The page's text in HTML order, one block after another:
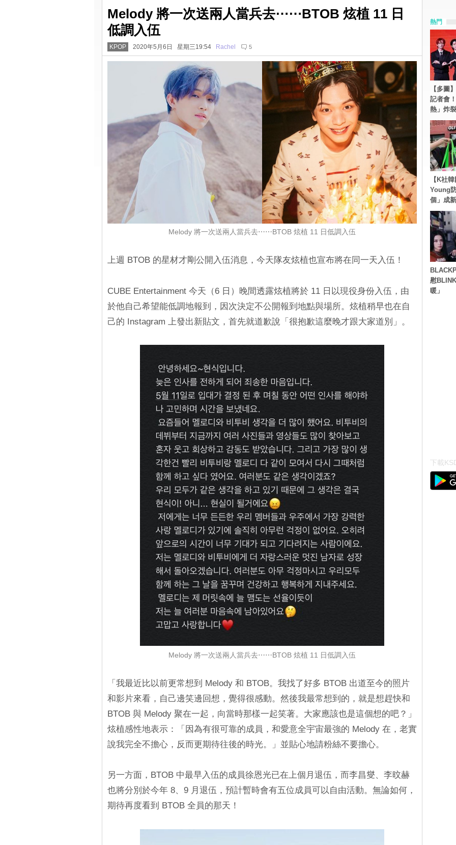
Melody 將一次送兩人當兵去⋯⋯BTOB 炫植 11 日
低調入伍
KPOP 2020年5月6日 星期三19:54 Rachel 5
Melody 將一次送兩人當兵去⋯⋯BTOB 炫植 11 日低調入伍
上週 BTOB 的星材才剛公開入伍消息，今天隊友炫植也宣布將在同一天入伍！
CUBE Entertainment 今天（6 日）晚間透露炫植將於 11 日以現役身份入伍，由
於他自己希望能低調地報到，因次決定不公開報到地點與場所。炫植稍早也在自
己的 Instagram 上發出新貼文，首先就道歉說「很抱歉這麼晚才跟大家道別」。
Melody 將一次送兩人當兵去⋯⋯BTOB 炫植 11 日低調入伍
「我最近比以前更常想到 Melody 和 BTOB。我找了好多 BTOB 出道至今的照片
和影片來看，自己邊笑邊回想，覺得很感動。然後我最常想到的，就是想趕快和
BTOB 與 Melody 聚在一起，向當時那樣一起笑著。大家應該也是這個想的吧？」
炫植感性地表示：「因為有很可靠的成員，和愛意全宇宙最強的 Melody 在，老實
說我完全不擔心，反而更期待往後的時光。」並貼心地請粉絲不要擔心。
另一方面，BTOB 中最早入伍的成員徐恩光已在上個月退伍，而李昌燮、李旼赫
也將分別於今年 8、9 月退伍，預計暫時會有五位成員可以自由活動。無論如何，
期待再度看到 BTOB 全員的那天！
熱門
【多圖
記者會
熱」炸
【K社
Young
個」成
慰
暖」
下載